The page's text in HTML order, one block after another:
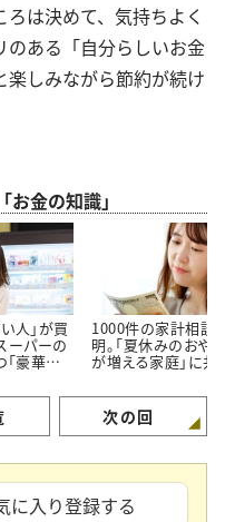
は決めて、気持ちよく
のある「自分らしいお金
楽しみながら節約が続け
金の知識」
人」が買
ーパーの
豪華に
1000件の家計相談
明。「夏休みのおや
が増える家庭」に共
次の回
に入り登録する